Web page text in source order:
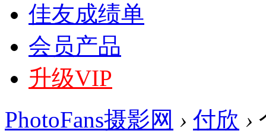
佳友成绩单
会员产品
升级VIP
PhotoFans摄影网 › 付欣 ›